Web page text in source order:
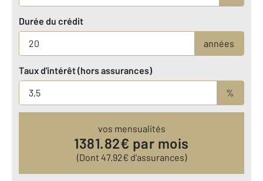
Durée du crédit
années
Taux d'intérêt (hors assurances)
%
vos mensualités
1381.82€ par mois
(Dont 47.92€ d’assurances)